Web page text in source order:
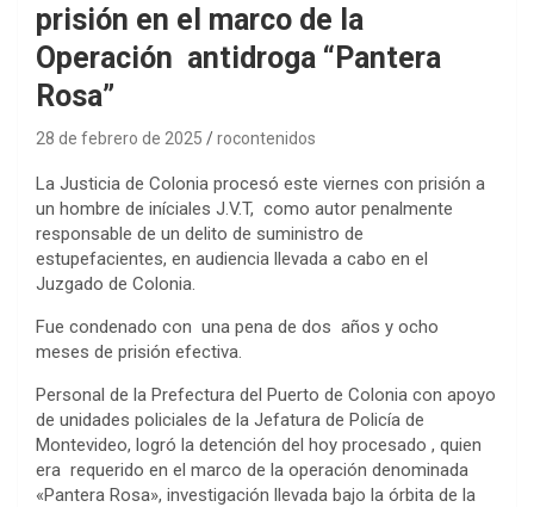
prisión en el marco de la
Operación antidroga “Pantera
Rosa”
28 de febrero de 2025 rocontenidos
La Justicia de Colonia procesó este viernes con prisión a
un hombre de iníciales J.V.T, como autor penalmente
responsable de un delito de suministro de
estupefacientes, en audiencia llevada a cabo en el
Juzgado de Colonia.
Fue condenado con una pena de dos años y ocho
meses de prisión efectiva.
Personal de la Prefectura del Puerto de Colonia con apoyo
de unidades policiales de la Jefatura de Policía de
Montevideo, logró la detención del hoy procesado , quien
era requerido en el marco de la operación denominada
«Pantera Rosa», investigación llevada bajo la órbita de la